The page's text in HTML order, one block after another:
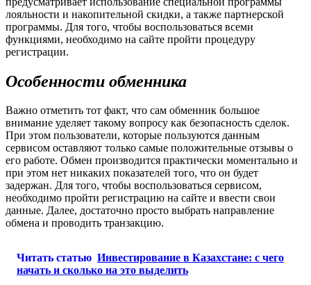
лояльности и накопительной скидки, а также партнерской
программы. Для того, чтобы воспользоваться всеми
функциями, необходимо на сайте пройти процедуру
регистрации.
Особенности обменника
Важно отметить тот факт, что сам обменник большое
внимание уделяет такому вопросу как безопасность сделок.
При этом пользователи, которые пользуются данным
сервисом оставляют только самые положительные отзывы о
его работе. Обмен производится практически моментально и
при этом нет никаких показателей того, что он будет
задержан. Для того, чтобы воспользоваться сервисом,
необходимо пройти регистрацию на сайте и ввести свои
данные. Далее, достаточно просто выбрать направление
обмена и проводить транзакцию.
Читать статью Инвестирование в Казахстане: с чего
начать и сколько на это выделить